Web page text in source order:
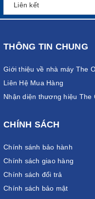
THÔNG TIN CHUNG
Giới thiệu về nhà máy The
Liên Hệ Mua Hàng
Nhận diện thương hiệu The
CHÍNH SÁCH
Chính sánh bảo hành
Chính sách giao hàng
Chính sách đổi trả
Chính sách bảo mật